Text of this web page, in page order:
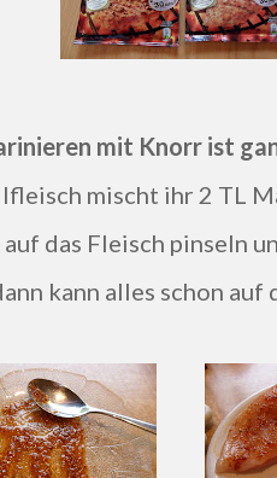
mit Knorr ist
mischt ihr 2 TL
das Fleisch pinseln
kann alles schon auf